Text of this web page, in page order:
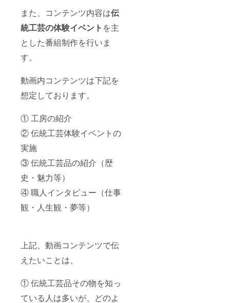
また、コンテンツ内容は伝
統工芸の体験イベント を主
とした番組制作を行いま
す。
動画内コンテンツは下記を
想定しております。
① 工房の紹介
② 伝統工芸体験イベントの
実施
③ 伝統工芸品の紹介（歴
史・魅力等）
④ 職人インタビュー（仕事
観・人生観・夢等）
上記、動画コンテンツで伝
えたいことは、
① 伝統工芸品その物を知っ
ている人は多いが、どのよ